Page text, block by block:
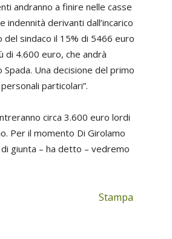
andranno a finire nelle casse
derivanti dall’incarico
sindaco il 15% di 5466 euro
di 4.600 euro, che andrà
Una decisione del primo
particolari”.
circa 3.600 euro lordi
Per il momento Di Girolamo
giunta – ha detto – vedremo
Stampa